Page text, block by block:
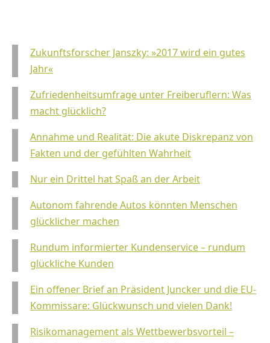
Zukunftsforscher Janszky: »2017 wird ein gutes
Jahr«
Zufriedenheitsumfrage unter Freiberuflern: Was
macht glücklich?
Annahme und Realität: Die akute Diskrepanz von
Fakten und der gefühlten Wahrheit
Nur ein Drittel hat Spaß an der Arbeit
Autonom fahrende Autos könnten Menschen
glücklicher machen
Rundum informierter Kundenservice – rundum
glückliche Kunden
Ein offener Brief an Präsident Juncker und die EU-
Kommissare: Glückwunsch und vielen Dank!
Risikomanagement als Wettbewerbsvorteil –